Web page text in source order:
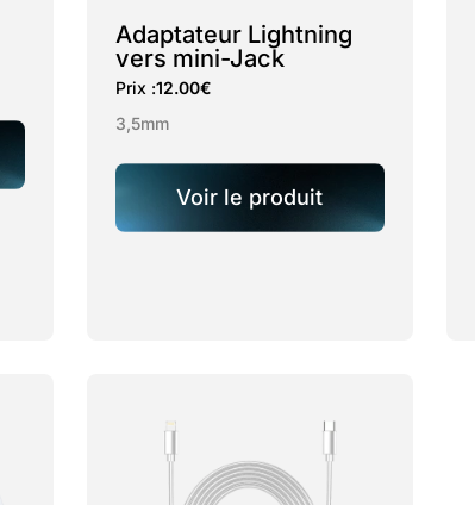
Adaptateur Lightning
vers mini-Jack
Prix :12.00€
3,5mm
Voir le produit